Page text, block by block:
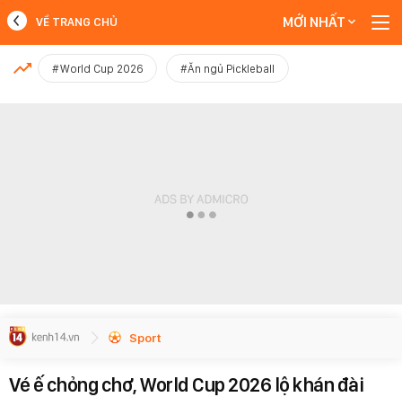
MỚI NHẤT
VỀ TRANG CHỦ MỚI NHẤT
#World Cup 2026 #Ăn ngủ Pickleball
Sport
Vé ế chỏng chơ, World Cup 2026 lộ khán đài